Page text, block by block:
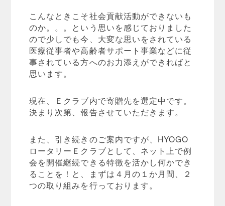
こんなときこそ社会貢献活動ができないも
のか。。。という思いを感じておりました
ので少しでも今、大変な思いをされている
医療従事者や高齢者サポート事業などに従
事されている方へのお力添えができればと
思います。
現在、Ｅクラブ内で寄贈先を選定中です。
決まり次第、報告させていただきます。
また、引き続きのご案内ですが、HYOGO
ロータリーＥクラブとして、ネット上で例
会を開催継続できる特徴を活かし何かでき
ることを！と、まずは４月の１か月間、２
つの取り組みを行っております。